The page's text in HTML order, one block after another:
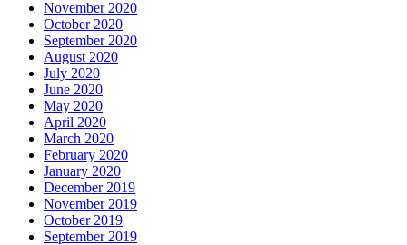
November 2020
October 2020
September 2020
August 2020
July 2020
June 2020
May 2020
April 2020
March 2020
February 2020
January 2020
December 2019
November 2019
October 2019
September 2019